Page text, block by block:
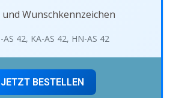
Wunschkennzeichen
AS 42, KA-AS 42, HN-AS 42
JETZT BESTELLEN